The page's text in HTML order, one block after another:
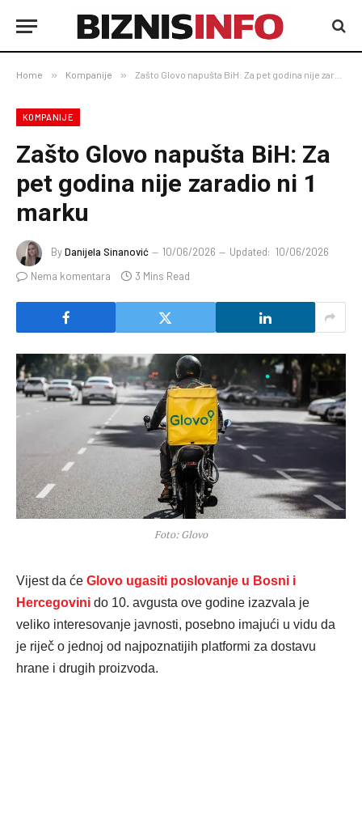
Home » Kompanije » Zašto Glovo napušta BiH: Za pet godina nije zaradio ni 1 marku
KOMPANIJE
Zašto Glovo napušta BiH: Za
pet godina nije zaradio ni 1
marku
ByDanijela Sinanović 10/06/2026 Updated: 10/06/2026
Nema komentara
3 Mins Read
Foto: Glovo
Vijest da će Glovo ugasiti poslovanje u Bosni i
Hercegovini do 10. avgusta ove godine izazvala je
veliko interesovanje javnosti, posebno imajući u vidu da
je riječ o jednoj od najpoznatijih platformi za dostavu
hrane i drugih proizvoda.